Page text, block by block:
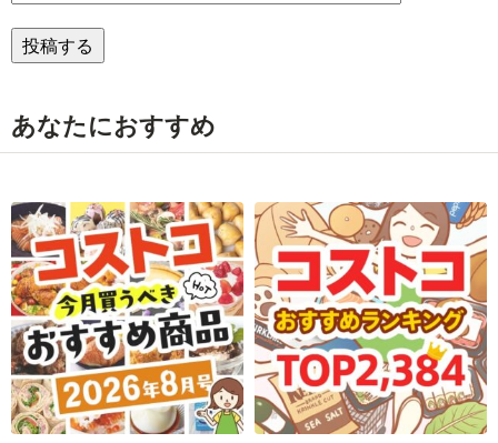
あなたにおすすめ